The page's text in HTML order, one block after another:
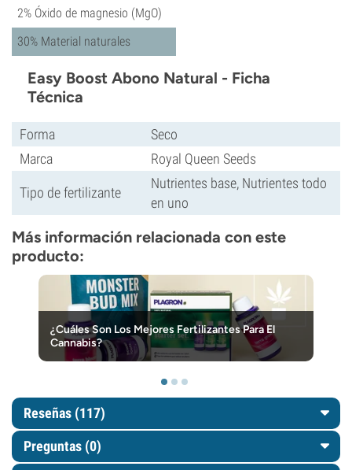
2% Óxido de magnesio (MgO)
30% Material naturales
Easy Boost Abono Natural - Ficha
Técnica
Forma
Seco
Marca
Royal Queen Seeds
Tipo de fertilizante
Nutrientes base, Nutrientes todo
en uno
Más información relacionada con este
producto:
¿Cuáles Son Los Mejores Fertilizantes Para El
Cannabis?
Reseñas (117)
Preguntas (0)